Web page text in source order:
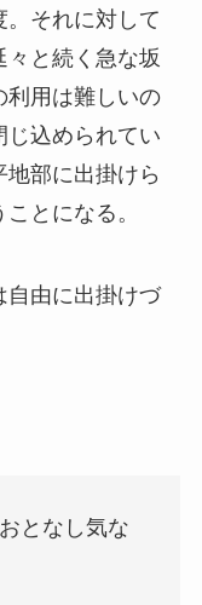
それに対して
と続く急な坂
利用は難しいの
じ込められてい
部に出掛けら
とになる。
自由に出掛けづ
となし気な